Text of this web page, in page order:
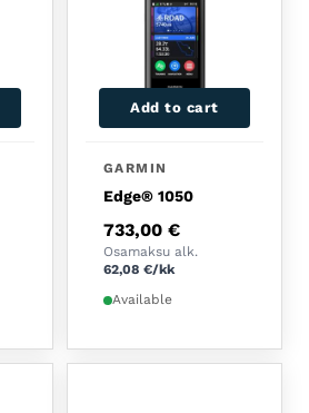
Add to cart
GARMIN
Edge® 1050
733,00 €
Osamaksu alk.
62,08 €/kk
Available